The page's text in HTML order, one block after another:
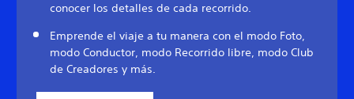
conocer los detalles de cada recorrido.
Emprende el viaje a tu manera con el modo Foto,
modo Conductor, modo Recorrido libre, modo Club
de Creadores y más.